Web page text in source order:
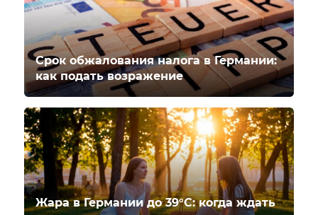
Срок обжалования налога в Германии:
как подать возражение
Жара в Германии до 39°C: когда ждать